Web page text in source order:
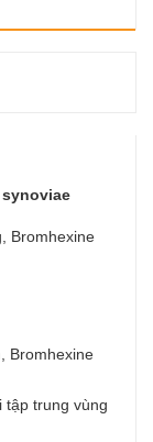
Bromhexine
Bromhexine
tập trung vùng